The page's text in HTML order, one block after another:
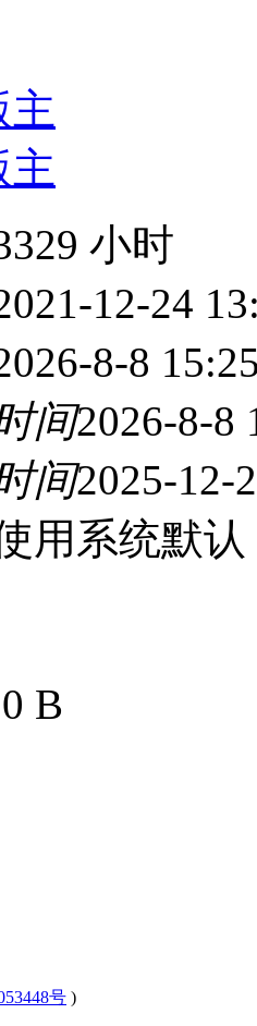
主
主
小时
12-24
8-8
间2026-8-8
间2025-12-
用系统默认
B
号 )